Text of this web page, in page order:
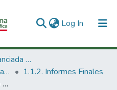
Log In (current)
1. Investigación Financiada con Recursos Públicos
1.1 Productos de investigación
1.1.2. Informes Finales
La construcción del sujeto barroco :representaciones del cuerpo en la Nueva Granada del siglo XVII